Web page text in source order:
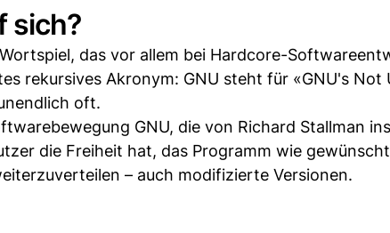
sich?
das vor allem bei Hardcore-
rekursives Akronym: GNU steht für «GNU's Not
oft.
GNU, die von Richard Stallman
die Freiheit hat, das Programm wie
– auch modifizierte Versionen.